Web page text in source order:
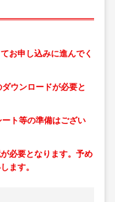
お申し込みに進んでく
ウンロードが必要と
ト等の準備はござい
必要となります。予め
ます。